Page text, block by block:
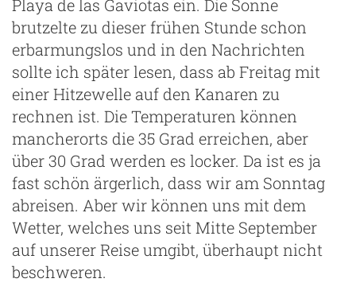
Playa de las Gaviotas ein. Die Sonne
brutzelte zu dieser frühen Stunde schon
erbarmungslos und in den Nachrichten
sollte ich später lesen, dass ab Freitag mit
einer Hitzewelle auf den Kanaren zu
rechnen ist. Die Temperaturen können
mancherorts die 35 Grad erreichen, aber
über 30 Grad werden es locker. Da ist es ja
fast schön ärgerlich, dass wir am Sonntag
abreisen. Aber wir können uns mit dem
Wetter, welches uns seit Mitte September
auf unserer Reise umgibt, überhaupt nicht
beschweren.